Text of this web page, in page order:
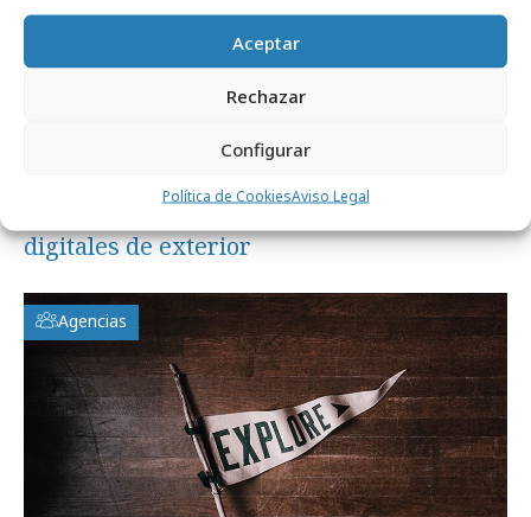
Aceptar
Rechazar
Configurar
Política de CookiesAviso Legal
7 de cada 10 usuarios prefieren formatos
digitales de exterior
Agencias